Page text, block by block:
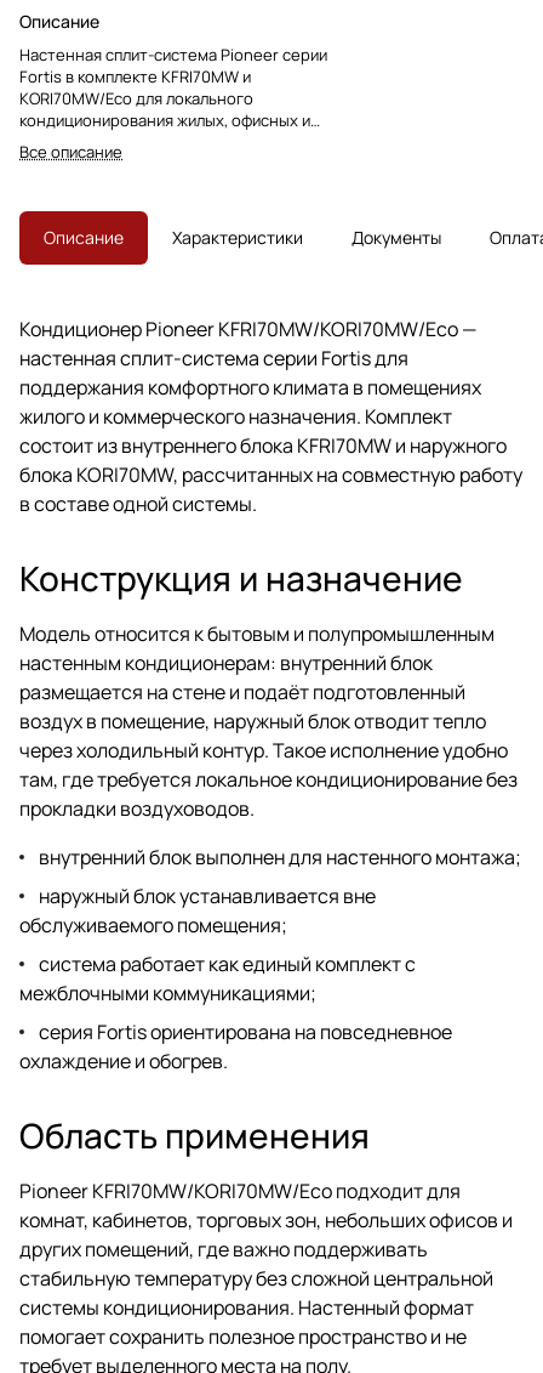
Описание
Настенная сплит-система Pioneer серии
Fortis в комплекте KFRI70MW и
KORI70MW/Eco для локального
кондиционирования жилых, офисных и
коммерческих помещений. Модель
снята с производства, преемник —
Все описание
Описание Характеристики Документы
Кондиционер Pioneer KFRI70MW/KORI70MW/Eco —
настенная сплит-система серии Fortis для
поддержания комфортного климата в помещениях
жилого и коммерческого назначения. Комплект
состоит из внутреннего блока KFRI70MW и наружного
блока KORI70MW, рассчитанных на совместную работу
в составе одной системы.
Конструкция и назначение
Модель относится к бытовым и полупромышленным
настенным кондиционерам: внутренний блок
размещается на стене и подаёт подготовленный
воздух в помещение, наружный блок отводит тепло
через холодильный контур. Такое исполнение удобно
там, где требуется локальное кондиционирование без
прокладки воздуховодов.
внутренний блок выполнен для настенного монтажа;
наружный блок устанавливается вне
обслуживаемого помещения;
система работает как единый комплект с
межблочными коммуникациями;
серия Fortis ориентирована на повседневное
охлаждение и обогрев.
Область применения
Pioneer KFRI70MW/KORI70MW/Eco подходит для
комнат, кабинетов, торговых зон, небольших офисов и
других помещений, где важно поддерживать
стабильную температуру без сложной центральной
системы кондиционирования. Настенный формат
помогает сохранить полезное пространство и не
требует выделенного места на полу.